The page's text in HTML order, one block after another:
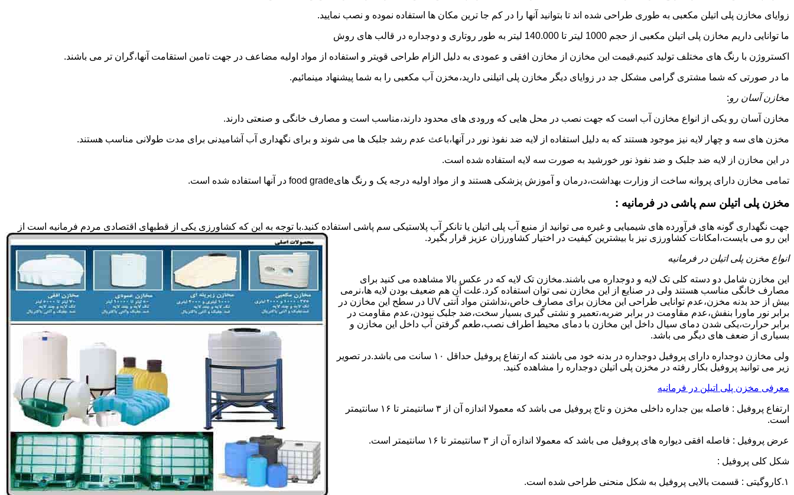
زوایای مخازن پلی اتیلن مکعبی به طوری طراحی شده اند تا بتوانید آنها را در کم جا ترین مکان ها استفاده نموده و نصب نمایید.
ما توانایی داریم مخازن پلی اتیلن مکعبی از حجم 1000 لیتر تا 140.000 لیتر به طور روتاری و دوجداره در قالب های روش
اکستروژن با رنگ های مختلف تولید کنیم.قیمت این مخازن از مخازن افقی و عمودی به دلیل الزام طراحی قویتر و استفاده از مواد اولیه مضاعف در جهت تامین استقامت آنها،گران تر می باشند.
ما در صورتی که شما مشتری گرامی مشکل جد در زوایای دیگر مخازن پلی اتیلنی دارید،مخزن آب مکعبی را به شما پیشنهاد مینمائیم.
مخازن آسان رو:
مخازن آسان رو یکی از انواع مخازن آب است که جهت نصب در محل هایی که ورودی های محدود دارند،مناسب است و مصارف خانگی و صنعتی دارند.
مخزن های سه و چهار لایه نیز موجود هستند که به دلیل استفاده از لایه ضد نفوذ نور در آنها،باعث عدم رشد جلبک ها می شوند و برای نگهداری آب آشامیدنی برای مدت طولانی مناسب هستند.
در این مخازن از لایه ضد جلبک و ضد نفوذ نور خورشید به صورت سه لایه استفاده شده است.
تمامی مخازن دارای پروانه ساخت از وزارت بهداشت،درمان و آموزش پزشکی هستند و از مواد اولیه درجه یک و رنگ هایfood grade در آنها استفاده شده است.
مخزن پلی اتیلن سم پاشی در فرمانیه :
جهت نگهداری گونه های فرآورده های شیمیایی و غیره می توانید از منبع آب پلی اتیلن یا تانکر آب پلاستیکی سم پاشی استفاده کنید.با توجه به این که کشاورزی یکی از قطبهای اقتصادی مردم فرمانیه است از
این رو می بایست،امکانات کشاورزی نیز با بیشترین کیفیت در اختیار کشاورزان عزیز قرار بگیرد.
انواع مخزن پلی اتیلن در فرمانیه
این مخازن شامل دو دسته کلی تک لایه و دوجداره می باشند.مخازن تک لایه که در عکس بالا مشاهده می کنید برای
مصارف خانگی مناسب هستند ولی در صنایع از این مخازن نمی توان استفاده کرد.علت آن هم ضعیف بودن لایه ها،نرمی
بیش از حد بدنه مخزن،عدم توانایی طراحی این مخازن برای مصارف خاص،نداشتن مواد آنتی UV در سطح این مخازن در
برابر نور ماورا بنفش،عدم مقاومت در برابر ضربه،تعمیر و نشتی گیری بسیار سخت،ضد جلبک نبودن،عدم مقاومت در
برابر حرارت،یکی شدن دمای سیال داخل این مخازن با دمای محیط اطراف نصب،طعم گرفتن آب داخل این مخازن و
بسیاری از ضعف های دیگر می باشد.
ولی مخازن دوجداره دارای پروفیل دوجداره در بدنه خود می باشند که ارتفاع پروفیل حداقل ۱۰ سانت می باشد.در تصویر
زیر می توانید پروفیل بکار رفته در مخزن پلی اتیلن دوجداره را مشاهده کنید.
معرفی مخزن پلی اتیلن در فرمانیه
ارتفاع پروفیل : فاصله بین جداره داخلی مخزن و تاج پروفیل می باشد که معمولا اندازه آن از ۳ سانتیمتر تا ۱۶ سانتیمتر
است.
عرض پروفیل : فاصله افقی دیواره های پروفیل می باشد که معمولا اندازه آن از ۳ سانتیمتر تا ۱۶ سانتیمتر است.
شکل کلی پروفیل :
۱.کاروگیتی : قسمت بالایی پروفیل به شکل منحنی طراحی شده است.